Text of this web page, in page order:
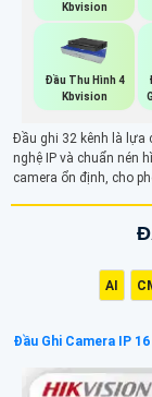
Kbvision
Đầu Thu Hình 4
Kbvision
Đầu ghi 32 kênh là lựa
nghệ IP và chuẩn nén
camera ổn định, cho
AI
Đầu Ghi Camera IP